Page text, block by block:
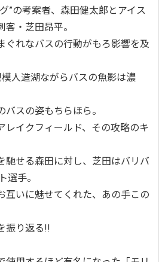
”の考案者、森田健太郎とアイス
・芝田昂平。
ぐれなバスの行動がもろ影響を及
人造湖ながらバスの魚影は濃
スの姿もちらほら。
レイクフィールド、その攻略のキ
馳せる森田に対し、芝田はバリバ
選手。
互いに魅せてくれた、あの手この
振り返る!!